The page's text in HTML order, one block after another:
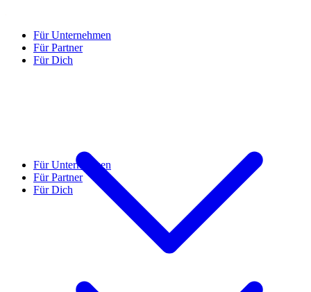
Für Unternehmen
Für Partner
Für Dich
Für Unternehmen
Für Partner
Für Dich